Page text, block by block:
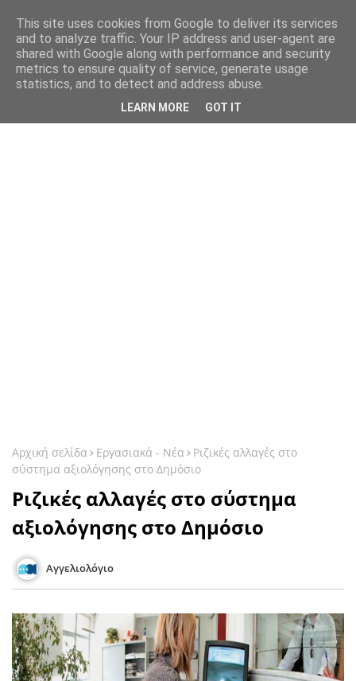
Αρχική σελίδα Εργασιακά - Νέα
Ριζικές αλλαγές στο
σύστημα αξιολόγησης στο Δημόσιο
Ριζικές αλλαγές στο σύστημα
αξιολόγησης στο Δημόσιο
Αγγελιολόγιο
This site uses cookies from Google to deliver its services
and to analyze traffic. Your IP address and user-agent are
shared with Google along with performance and security
metrics to ensure quality of service, generate usage
statistics, and to detect and address abuse.
LEARN MORE GOT IT